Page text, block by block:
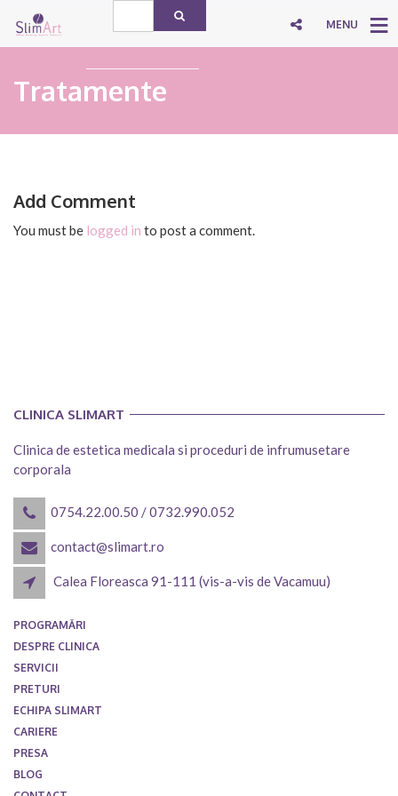
MENU
Tratamente
Add Comment
You must be logged in to post a comment.
CLINICA SLIMART
Clinica de estetica medicala si proceduri de infrumusetare
corporala
0754.22.00.50 /0732.990.052
contact@slimart.ro
Calea Floreasca 91-111 (vis-a-vis de Vacamuu)
PROGRAMĂRI
DESPRE CLINICA
SERVICII
PRETURI
ECHIPA SLIMART
CARIERE
PRESA
BLOG